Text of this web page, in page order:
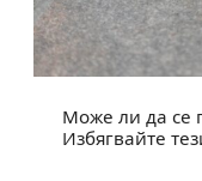
Може ли да се
Избягвайте